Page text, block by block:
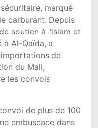
marqué
carburant. Depuis
soutien à l’islam et
à Al-Qaïda, a
de
du Mali,
les convois
de plus de 100
embuscade dans